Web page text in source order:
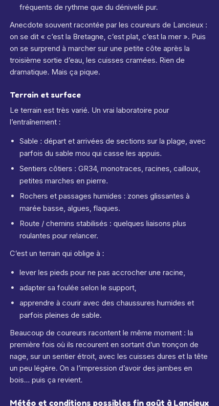
fréquents de rythme que du dénivelé pur.
Anecdote souvent racontée par les coureurs de Lancieux :
on se dit « c’est la Bretagne, c’est plat, c’est la mer ». Puis
on se surprend à marcher sur une petite côte après la
troisième sortie d’eau, les cuisses cramées. Rien de
dramatique. Mais ça pique.
Terrain et surface
Le terrain est très varié. Un vrai laboratoire pour
l’entraînement :
Sable : départ et arrivées de sections sur la plage, avec
parfois du sable mou qui casse les appuis.
Sentiers côtiers : GR34, monotraces, racines, cailloux,
petites marches en pierre.
Rochers et passages humides : zones glissantes à
marée basse, algues, flaques.
Route / chemins stabilisés : quelques liaisons plus
roulantes pour relancer.
C’est un terrain qui oblige à :
lever les pieds pour ne pas accrocher une racine,
adapter sa foulée selon le support,
apprendre à courir avec des chaussures humides et
parfois pleines de sable.
Beaucoup de coureurs racontent le même moment : la
première fois où ils recourent en sortant d’un tronçon de
nage, sur un sentier étroit, avec les cuisses dures et la tête
un peu légère. On a l’impression d’avoir des jambes en
bois… puis ça revient.
Météo et conditions possibles fin août à Lancieux